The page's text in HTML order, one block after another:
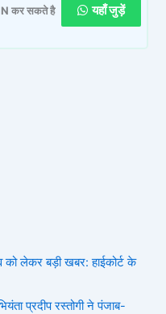
कर सकते है
यहाँ जुड़ें
लेकर बड़ी खबर: हाईकोर्ट के
प्रदीप रस्तोगी ने पंजाब-